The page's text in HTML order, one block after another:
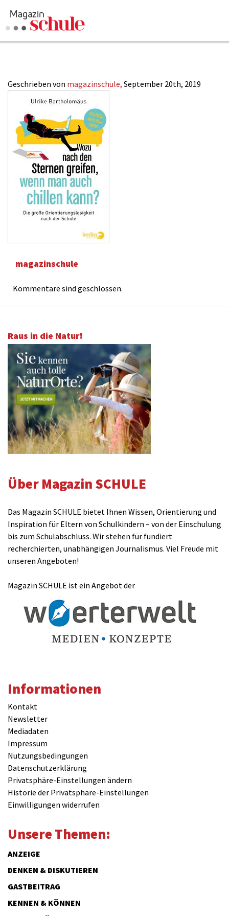
Online-Magazin
Newsletter
Mediadaten
Kontakt
Impressum
Kommentieren
Abonnieren
Anmelden
Geschrieben von magazinschule, September 20th, 2019
magazinschule
Kommentare sind geschlossen.
Raus in die Natur!
Über Magazin SCHULE
Das Magazin SCHULE bietet Ihnen Wissen, Orientierung und
Inspiration für Eltern von Schulkindern – von der Einschulung
bis zum Schulabschluss. Wir stehen für fundiert
recherchierten, unabhängigen Journalismus. Viel Freude mit
unseren Angeboten!
Magazin SCHULE ist ein Angebot der
Informationen
Kontakt
Newsletter
Mediadaten
Impressum
Nutzungsbedingungen
Datenschutzerklärung
Privatsphäre-Einstellungen ändern
Historie der Privatsphäre-Einstellungen
Einwilligungen widerrufen
Unsere Themen:
ANZEIGE
DENKEN & DISKUTIEREN
GASTBEITRAG
KENNEN & KÖNNEN